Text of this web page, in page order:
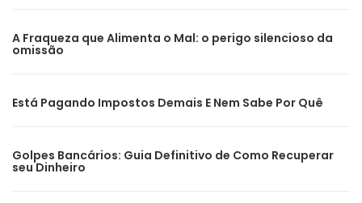
A Fraqueza que Alimenta o Mal: o perigo silencioso da
omissão
Está Pagando Impostos Demais E Nem Sabe Por Quê
Golpes Bancários: Guia Definitivo de Como Recuperar
seu Dinheiro